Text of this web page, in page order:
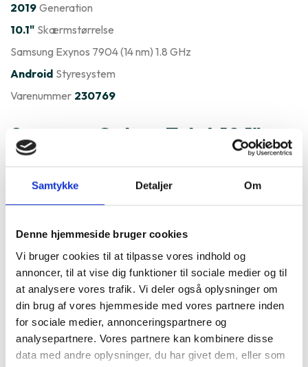
Samtykke Detaljer Om
Denne hjemmeside bruger cookies
Vi bruger cookies til at tilpasse vores indhold og
annoncer, til at vise dig funktioner til sociale medier og til
at analysere vores trafik. Vi deler også oplysninger om
din brug af vores hjemmeside med vores partnere inden
for sociale medier, annonceringspartnere og
analysepartnere. Vores partnere kan kombinere disse
data med andre oplysninger, du har givet dem, eller som
2019 Generation
10.1" Skærmstørrelse
Samsung Exynos 7904 (14 nm) 1.8 GHz
Android Styresystem
Varenummer 230769
Samsung Galaxy Tab A 10.1"
(SM-T510/T515) er ofte købt
sammen med